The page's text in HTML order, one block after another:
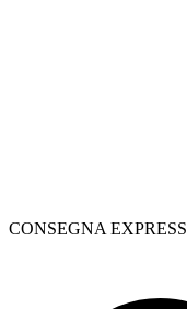
CONSEGNA EXPRESS